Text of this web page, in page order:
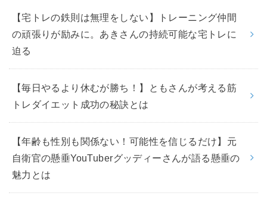
【宅トレの鉄則は無理をしない】トレーニング仲間
の頑張りが励みに。あきさんの持続可能な宅トレに
迫る
【毎日やるより休むが勝ち！】ともさんが考える筋
トレダイエット成功の秘訣とは
【年齢も性別も関係ない！可能性を信じるだけ】元
自衛官の懸垂YouTuberグッディーさんが語る懸垂の
魅力とは